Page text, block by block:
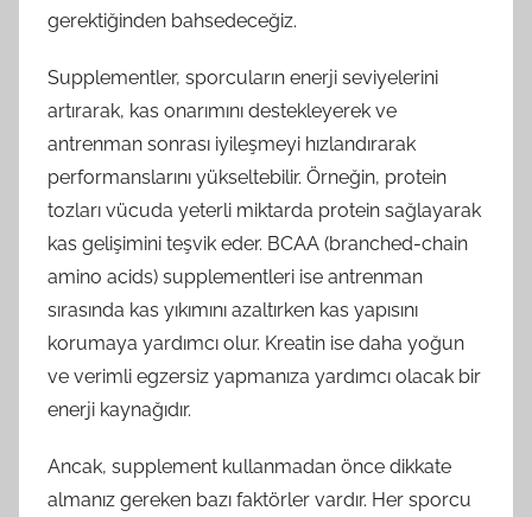
gerektiğinden bahsedeceğiz.
Supplementler, sporcuların enerji seviyelerini
artırarak, kas onarımını destekleyerek ve
antrenman sonrası iyileşmeyi hızlandırarak
performanslarını yükseltebilir. Örneğin, protein
tozları vücuda yeterli miktarda protein sağlayarak
kas gelişimini teşvik eder. BCAA (branched-chain
amino acids) supplementleri ise antrenman
sırasında kas yıkımını azaltırken kas yapısını
korumaya yardımcı olur. Kreatin ise daha yoğun
ve verimli egzersiz yapmanıza yardımcı olacak bir
enerji kaynağıdır.
Ancak, supplement kullanmadan önce dikkate
almanız gereken bazı faktörler vardır. Her sporcu